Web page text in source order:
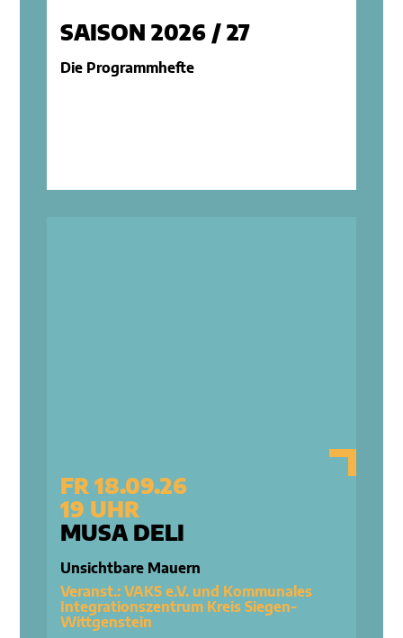
SAISON 2026 / 27
Die Programmhefte
FR 18.09.26
19 UHR
MUSA DELI
Unsichtbare Mauern
Veranst.: VAKS e.V. und Kommunales
Integrationszentrum Kreis Siegen-
Wittgenstein